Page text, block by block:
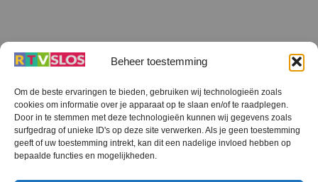
Beheer toestemming
Om de beste ervaringen te bieden, gebruiken wij technologieën zoals
cookies om informatie over je apparaat op te slaan en/of te raadplegen.
Door in te stemmen met deze technologieën kunnen wij gegevens zoals
surfgedrag of unieke ID's op deze site verwerken. Als je geen toestemming
geeft of uw toestemming intrekt, kan dit een nadelige invloed hebben op
bepaalde functies en mogelijkheden.
Terug
naar
boven
RTV SLOS